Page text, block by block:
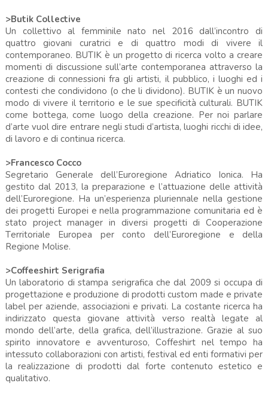
>Butik Collective
Un collettivo al femminile nato nel 2016 dall’incontro di
quattro giovani curatrici e di quattro modi di vivere il
contemporaneo. BUTIK è un progetto di ricerca volto a creare
momenti di discussione sull’arte contemporanea attraverso la
creazione di connessioni fra gli artisti, il pubblico, i luoghi ed i
contesti che condividono (o che li dividono). BUTIK è un nuovo
modo di vivere il territorio e le sue specificità culturali. BUTIK
come bottega, come luogo della creazione. Per noi parlare
d’arte vuol dire entrare negli studi d’artista, luoghi ricchi di idee,
di lavoro e di continua ricerca.
>Francesco Cocco
Segretario Generale dell’Euroregione Adriatico Ionica. Ha
gestito dal 2013, la preparazione e l’attuazione delle attività
dell’Euroregione. Ha un’esperienza pluriennale nella gestione
dei progetti Europei e nella programmazione comunitaria ed è
stato project manager in diversi progetti di Cooperazione
Territoriale Europea per conto dell’Euroregione e della
Regione Molise.
>Coffeeshirt Serigrafia
Un laboratorio di stampa serigrafica che dal 2009 si occupa di
progettazione e produzione di prodotti custom made e private
label per aziende, associazioni e privati. La costante ricerca ha
indirizzato questa giovane attività verso realtà legate al
mondo dell’arte, della grafica, dell’illustrazione. Grazie al suo
spirito innovatore e avventuroso, Coffeshirt nel tempo ha
intessuto collaborazioni con artisti, festival ed enti formativi per
la realizzazione di prodotti dal forte contenuto estetico e
qualitativo.